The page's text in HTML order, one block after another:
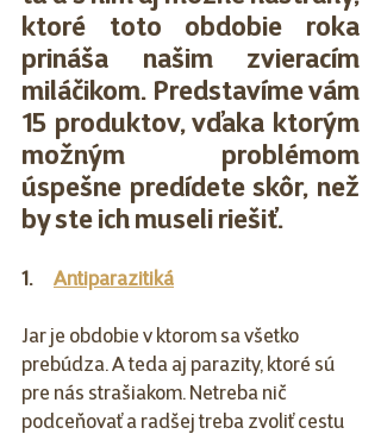
ktoré toto obdobie roka
prináša našim zvieracím
miláčikom. Predstavíme vám
15 produktov, vďaka ktorým
možným problémom
úspešne predídete skôr, než
by ste ich museli riešiť.
1. Antiparazitiká
Jar je obdobie v ktorom sa všetko
prebúdza. A teda aj parazity, ktoré sú
pre nás strašiakom. Netreba nič
podceňovať a radšej treba zvoliť cestu